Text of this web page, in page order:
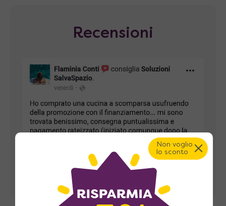
Recensioni
Non voglio
lo sconto